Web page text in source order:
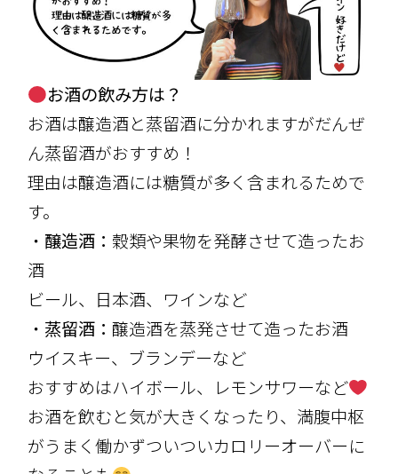
お酒の飲み方は？
お酒は醸造酒と蒸留酒に分かれますがだんぜ
ん蒸留酒がおすすめ！
理由は醸造酒には糖質が多く含まれるためで
す。
・ 醸造酒： 穀類や果物を発酵させて造ったお
酒
ビール、日本酒、ワインなど
・ 蒸留酒：醸造酒を蒸発させて造ったお酒
ウイスキー、ブランデーなど
おすすめはハイボール、レモンサワーなど
お酒を飲むと気が大きくなったり、満腹中枢
がうまく働かずついついカロリーオーバーに